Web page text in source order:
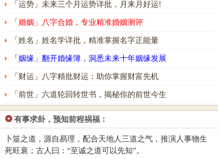
「运势」未来三个月运势详批，月来月好运!
「婚姻」八字合婚，专业精准婚姻测评
「姓名」姓名学详批，精准掌握名字正能量
「姻缘」翻开婚缘簿，洞悉未来十年姻缘发展
「财运」八字精批财运：助你掌握财富先机
「前世」六道轮回转世书，揭秘你的前世今生
❂ 有事求卦，预知前程祸福：
卜筮之道，源自易理，配合天地人三道之气，推演人事物生
死旺衰；古人曰：“至诚之道可以先知”。